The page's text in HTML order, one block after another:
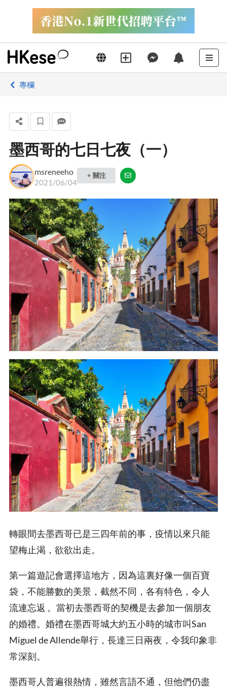
專欄
墨西哥的七日七夜（一）
msreneeho
2021/06/04
+ 關注
轉眼間去墨西哥已是三四年前的事，疫情以來只能
望梅止渴，欲欲出走。
第一篇遊記會選擇這地方，因為這裏好像一個百寶
袋，不能勝數的美景，截然不同，各有特色，令人
流連忘返 。當初去墨西哥的契機是去參加一個朋友
的婚禮。婚禮在墨西哥城大約五小時的城市叫San
Miguel de Allende舉行，長達三日兩夜，令我印象非
常深刻。
墨西哥人普遍很熱情，雖然言語不通，但他們仍盡